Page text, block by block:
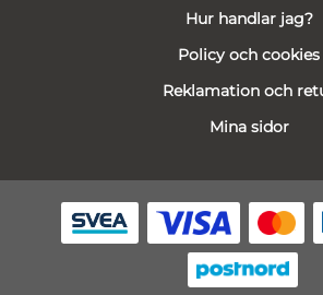
Hur handlar jag?
Policy och cookies
Reklamation och
Mina sidor